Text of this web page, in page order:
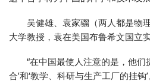
吴健雄、袁家骝（两人都是物
大学教授，袁在美国布鲁希文国立
“在中国最使人注意的是，他们
合’和‘教学、科研与生产工厂的挂